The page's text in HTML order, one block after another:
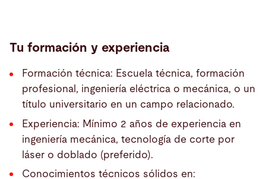
Tu formación y experiencia
Formación técnica: Escuela técnica, formación
profesional, ingeniería eléctrica o mecánica, o un
título universitario en un campo relacionado.
Experiencia: Mínimo 2 años de experiencia en
ingeniería mecánica, tecnología de corte por
láser o doblado (preferido).
Conocimientos técnicos sólidos en: